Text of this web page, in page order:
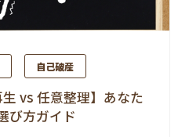
自己破産
生 vs 任意整理】あなた
び方ガイド